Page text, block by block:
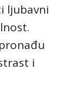
ljubavni
i